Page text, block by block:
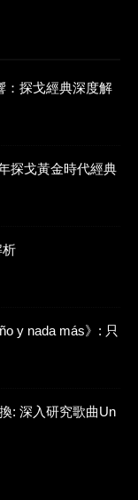
：探戈經典深度解
探戈黃金時代經典
析
y nada más》: 只
: 深入研究歌曲Un